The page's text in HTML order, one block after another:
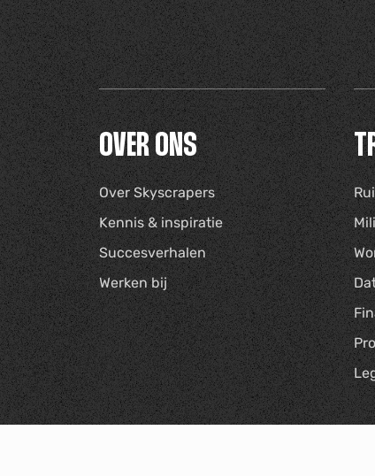
OVER ONS
Over Skyscrapers
Kennis & inspiratie
Succesverhalen
Werken bij